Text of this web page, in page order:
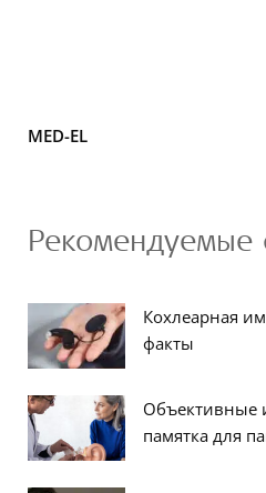
MED-EL
Рекомендуемые
Кохлеарная
факты
Объективные
памятка для